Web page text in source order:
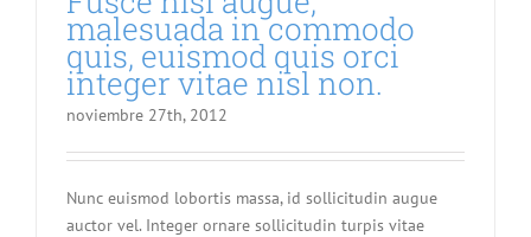
malesuada in commodo
quis, euismod quis orci
integer vitae nisl non.
noviembre 27th, 2012
Nunc euismod lobortis massa, id sollicitudin augue
auctor vel. Integer ornare sollicitudin turpis vitae